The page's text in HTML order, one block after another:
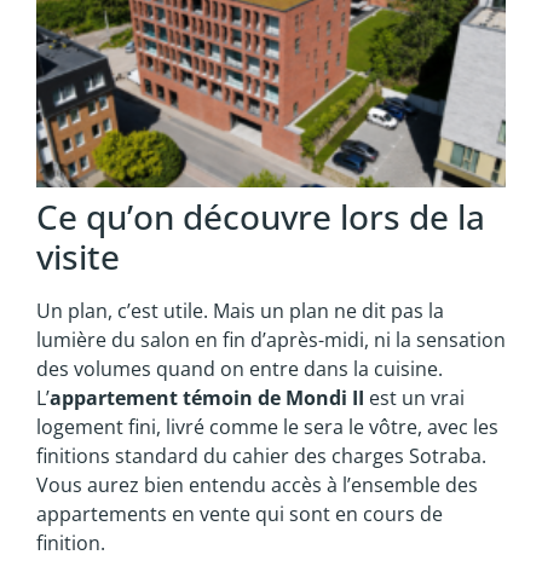
Ce qu’on découvre lors de la
visite
Un plan, c’est utile. Mais un plan ne dit pas la
lumière du salon en fin d’après-midi, ni la sensation
des volumes quand on entre dans la cuisine.
L’appartement témoin de Mondi II est un vrai
logement fini, livré comme le sera le vôtre, avec les
finitions standard du cahier des charges Sotraba.
Vous aurez bien entendu accès à l’ensemble des
appartements en vente qui sont en cours de
finition.